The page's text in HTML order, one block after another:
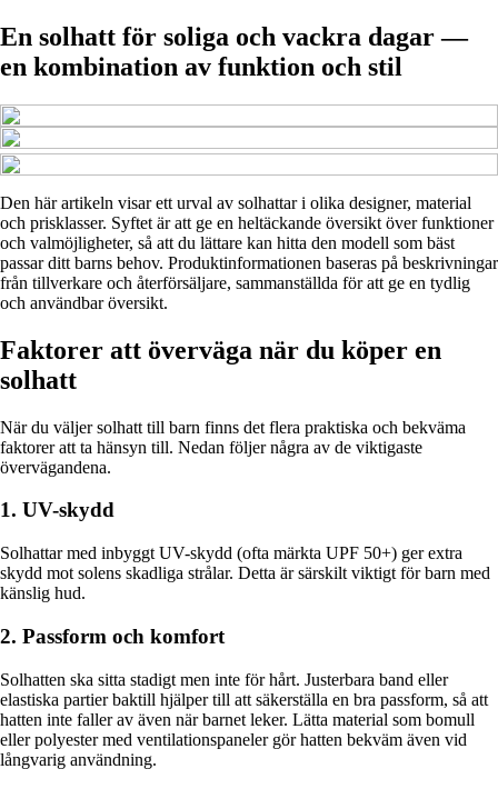
En solhatt för soliga och vackra dagar —
en kombination av funktion och stil
Den här artikeln visar ett urval av solhattar i olika designer, material
och prisklasser. Syftet är att ge en heltäckande översikt över funktioner
och valmöjligheter, så att du lättare kan hitta den modell som bäst
passar ditt barns behov. Produktinformationen baseras på beskrivningar
från tillverkare och återförsäljare, sammanställda för att ge en tydlig
och användbar översikt.
Faktorer att överväga när du köper en
solhatt
När du väljer solhatt till barn finns det flera praktiska och bekväma
faktorer att ta hänsyn till. Nedan följer några av de viktigaste
övervägandena.
1. UV-skydd
Solhattar med inbyggt UV-skydd (ofta märkta UPF 50+) ger extra
skydd mot solens skadliga strålar. Detta är särskilt viktigt för barn med
känslig hud.
2. Passform och komfort
Solhatten ska sitta stadigt men inte för hårt. Justerbara band eller
elastiska partier baktill hjälper till att säkerställa en bra passform, så att
hatten inte faller av även när barnet leker. Lätta material som bomull
eller polyester med ventilationspaneler gör hatten bekväm även vid
långvarig användning.